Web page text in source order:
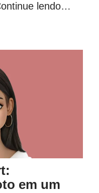
lendo…
em um